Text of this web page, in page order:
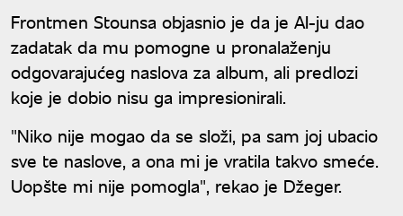
Frontmen Stounsa objasnio je da je AI-ju dao
zadatak da mu pomogne u pronalaženju
odgovarajućeg naslova za album, ali predlozi
koje je dobio nisu ga impresionirali.
"Niko nije mogao da se složi, pa sam joj ubacio
sve te naslove, a ona mi je vratila takvo smeće.
Uopšte mi nije pomogla", rekao je Džeger.